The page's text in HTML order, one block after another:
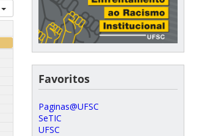
Favoritos
Paginas@UFSC
SeTIC
UFSC